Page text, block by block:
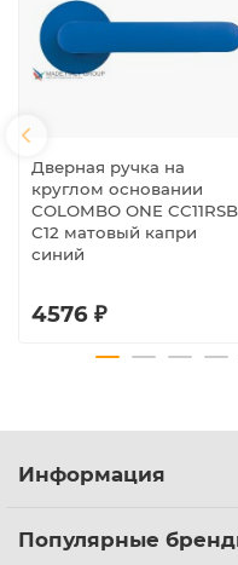
Дверная ручка на
круглом основании
COLOMBO ONE
C12 матовый капри
синий
4576 ₽
Информация
Популярные